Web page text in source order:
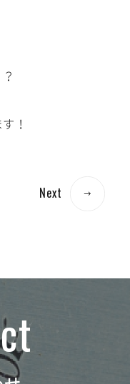
！
Next